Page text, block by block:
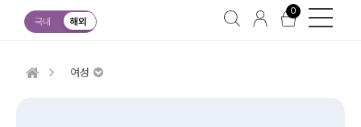
국내 해외
0
여성